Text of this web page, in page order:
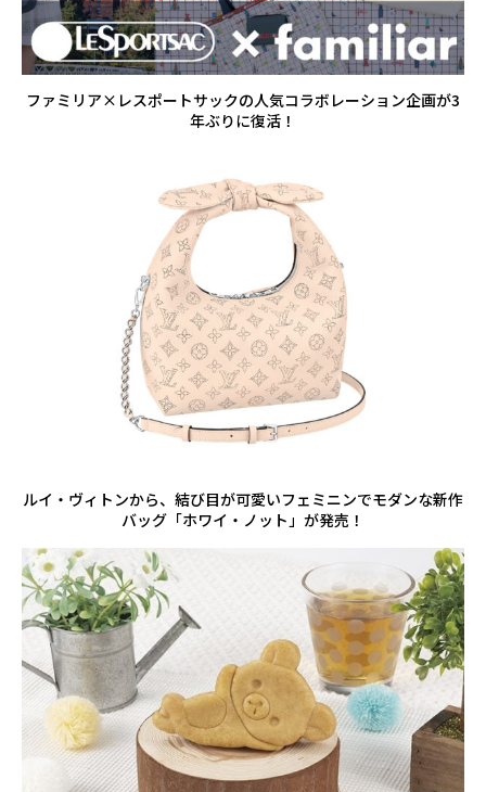
ファミリア×レスポートサックの人気コラボレーション企画が3
年ぶりに復活！
ルイ・ヴィトンから、結び目が可愛いフェミニンでモダンな新作
バッグ「ホワイ・ノット」が発売！